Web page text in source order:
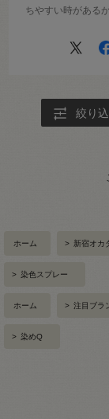
ちやすい時がある
絞り
ホーム > 新宿オカ
> 染色スプレー
ホーム > 注目ブラ
> 染めQ